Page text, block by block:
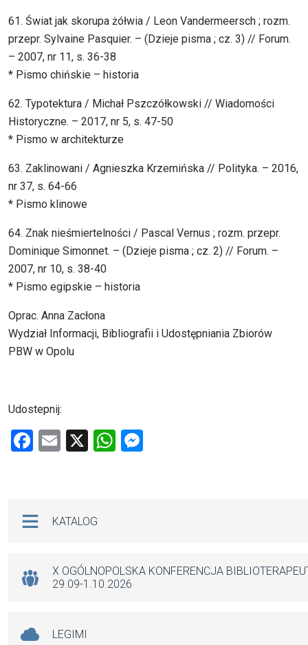
61. Świat jak skorupa żółwia / Leon Vandermeersch ; rozm.
przepr. Sylvaine Pasquier. – (Dzieje pisma ; cz. 3) // Forum.
– 2007, nr 11, s. 36-38
* Pismo chińskie – historia
62. Typotektura / Michał Pszczółkowski // Wiadomości
Historyczne. – 2017, nr 5, s. 47-50
* Pismo w architekturze
63. Zaklinowani / Agnieszka Krzemińska // Polityka. – 2016,
nr 37, s. 64-66
* Pismo klinowe
64. Znak nieśmiertelności / Pascal Vernus ; rozm. przepr.
Dominique Simonnet. – (Dzieje pisma ; cz. 2) // Forum. –
2007, nr 10, s. 38-40
* Pismo egipskie – historia
Oprac. Anna Zacłona
Wydział Informacji, Bibliografii i Udostępniania Zbiorów
PBW w Opolu
Udostepnij:
F
o
k
E
X
W
p
KATALOG
X OGÓLNOPOLSKA KONFERENCJA
29.09-1.10.2026
LEGIMI